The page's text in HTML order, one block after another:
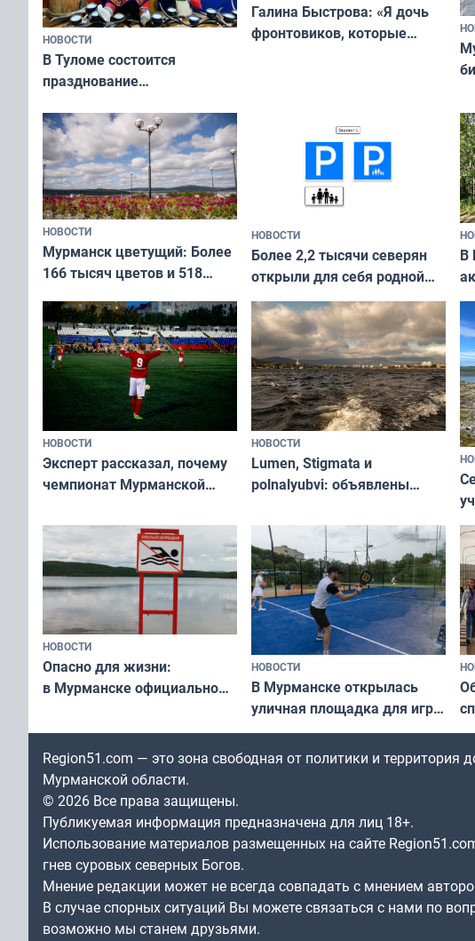
НОВОСТИ
В Туломе состоится
празднование
коренных народов мира
Галина Быстрова: «Я дочь
фронтовиков, которые
и
НОВОСТИ
Мурманск цветущий: Более
166 тысяч цветов и 518
НОВОСТИ
Более 2,2 тысячи северян
открыли для себя родной
край в рамках проекта
«Туризм для своих»
В
НОВОСТИ
Эксперт рассказал, почему
чемпионат Мурманской
незамеченным
НОВОСТИ
Lumen, Stigmata и
polnalyubvi: объявлены
«Имандра» в 2026 года
НОВОСТИ
Опасно для жизни:
в Мурманске официально
в городских водоёмах
НОВОСТИ
В Мурманске открылась
уличная площадка для игры
в падел
Region51.com — это зона свободная от политики и
Мурманской области.
© 2026 Все права защищены.
Публикуемая информация предназначена для лиц 18+.
Использование материалов размещенных на сайте
гнев суровых северных Богов.
Мнение редакции может не всегда совпадать с мнением
В случае спорных ситуаций Вы можете связаться с нами по
возможно мы станем друзьями.